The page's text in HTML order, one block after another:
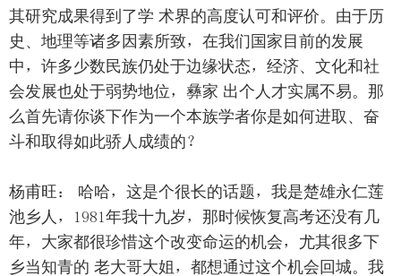
其研究成果得到了学 术界的高度认可和评价。由于历
史、地理等诸多因素所致，在我们国家目前的发展
中，许多少数民族仍处于边缘状态，经济、文化和社
会发展也处于弱势地位，彝家 出个人才实属不易。那
么首先请你谈下作为一个本族学者你是如何进取、奋
斗和取得如此骄人成绩的？
杨甫旺： 哈哈，这是个很长的话题，我是楚雄永仁莲
池乡人，1981年我十九岁，那时候恢复高考还没有几
年，大家都很珍惜这个改变命运的机会，尤其很多下
乡当知青的 老大哥大姐，都想通过这个机会回城。我